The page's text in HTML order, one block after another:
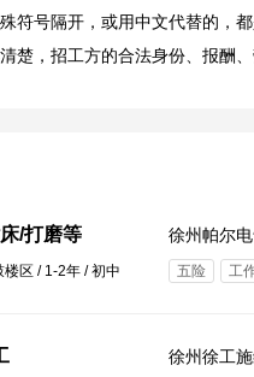
符号隔开，或用中文代替的，都
楚，招工方的合法身份、报酬、
/打磨等
楼区 / 1-2年 / 初中
徐州帕尔
五险 工
徐州徐工